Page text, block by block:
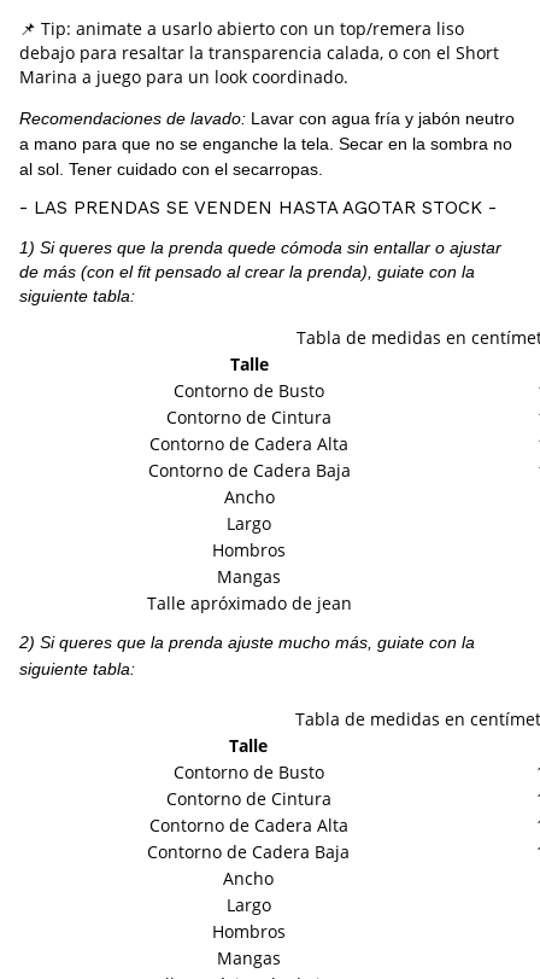
📌 Tip: animate a usarlo abierto con un top/remera liso
debajo para resaltar la transparencia calada, o con el Short
Marina a juego para un look coordinado.
Recomendaciones de lavado: Lavar con agua fría y jabón neutro
a mano para que no se enganche la tela. Secar en la sombra no
al sol. Tener cuidado con el secarropas.
- LAS PRENDAS SE VENDEN HASTA AGOTAR STOCK -
1) Si queres que la prenda quede cómoda sin entallar o ajustar
de más (con el fit pensado al crear la prenda), guiate con la
siguiente tabla:
Tabla de medidas en
Talle
Contorno de Busto
Contorno de Cintura
Contorno de Cadera Alta
Contorno de Cadera Baja
Ancho
Largo
Hombros
Mangas
Talle apróximado de jean
2) Si queres que la prenda ajuste mucho más, guiate con la
siguiente tabla:
Tabla de medidas en
Talle
Contorno de Busto
Contorno de Cintura
Contorno de Cadera Alta
Contorno de Cadera Baja
Ancho
Largo
Hombros
Mangas